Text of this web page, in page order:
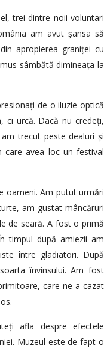
trei dintre noii voluntari
am avut șansa să
apropierea graniței cu
sâmbătă dimineața la
de o iluzie optică
ci urcă. Dacă nu credeți,
trecut peste dealuri și
avea loc un festival
oameni. Am putut urmări
am gustat mâncăruri
de seară. A fost o primă
timpul după amiezii am
între gladiatori. După
învinsului. Am fost
care ne-a cazat
afla despre efectele
Muzeul este de fapt o